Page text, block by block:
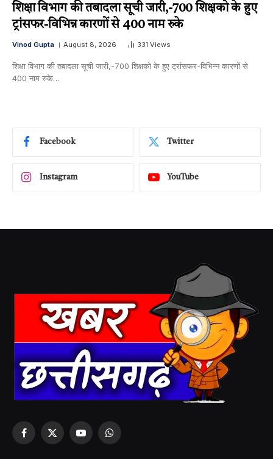
शिक्षा विभाग की तबादला सूची जारी,-700 शिक्षको के हुए
ट्रांसफर-विभिन्न कारणों से 400 नाम रुके
Vinod Gupta August 8, 2026 331 Views
शिक्षा विभाग की तबादला सूची जारी,-700 शिक्षको के हुए ट्रांसफर-विभिन्न कारणों से
400 नाम रुके…
Facebook Twitter
Instagram YouTube
Facebook
X
YouTubeWhatsApp